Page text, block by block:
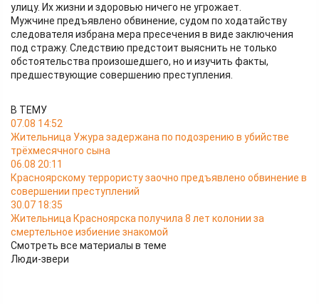
улицу. Их жизни и здоровью ничего не угрожает.
Мужчине предъявлено обвинение, судом по ходатайству
следователя избрана мера пресечения в виде заключения
под стражу. Следствию предстоит выяснить не только
обстоятельства произошедшего, но и изучить факты,
предшествующие совершению преступления.
В ТЕМУ
07.08 14:52
Жительница Ужура задержана по подозрению в убийстве
трёхмесячного сына
06.08 20:11
Красноярскому террористу заочно предъявлено обвинение в
совершении преступлений
30.07 18:35
Жительница Красноярска получила 8 лет колонии за
смертельное избиение знакомой
Смотреть все материалы в теме
Люди-звери